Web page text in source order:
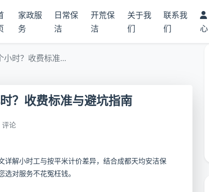
家政服
务
日常保
洁
开荒保
洁
关于我
们
联系我
们
心
小时？收费标准...
？收费标准与避坑指南
评论
详解小时工与按平米计价差异，结合成都天均安洁保
对服务不花冤枉钱。